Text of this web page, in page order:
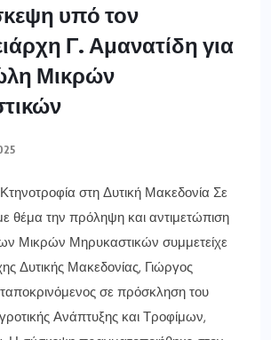
υπό τον
Γ. Αμανατίδη για
Μικρών
στη Δυτική Μακεδονία Σε
θέμα την πρόληψη και αντιμετώπιση
Μικρών Μηρυκαστικών συμμετείχε
Δυτικής Μακεδονίας, Γιώργος
σε πρόσκληση του
Ανάπτυξης και Τροφίμων,